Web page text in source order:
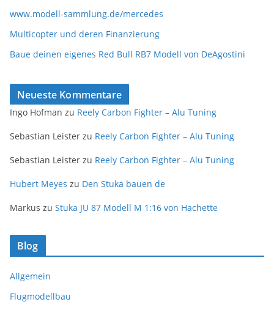
www.modell-sammlung.de/mercedes
Multicopter und deren Finanzierung
Baue deinen eigenes Red Bull RB7 Modell von DeAgostini
Neueste Kommentare
Ingo Hofman zu Reely Carbon Fighter – Alu Tuning
Sebastian Leister zu Reely Carbon Fighter – Alu Tuning
Sebastian Leister zu Reely Carbon Fighter – Alu Tuning
Hubert Meyes zu Den Stuka bauen de
Markus zu Stuka JU 87 Modell M 1:16 von Hachette
Blog
Allgemein
Flugmodellbau